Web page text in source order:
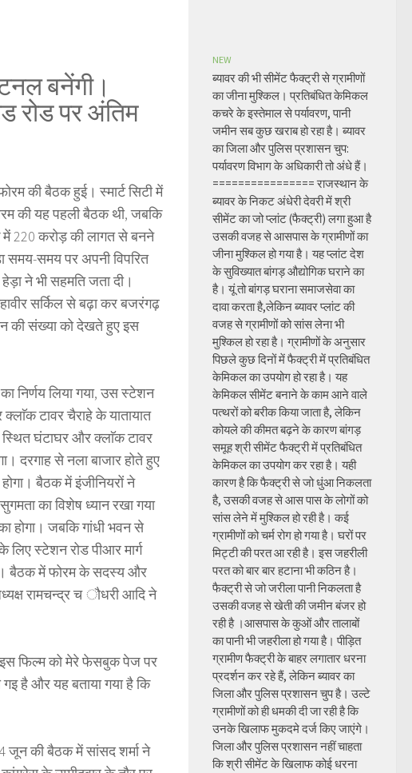
बनेंगी।
रोड पर अंतिम
की बैठक हुई। स्मार्ट सिटी में
की यह पहली बैठक थी, जबकि
220 करोड़ की लागत से बनने
समय-समय पर अपनी विपरित
ने भी सहमति जता दी।
सर्किल से बढ़ा कर बजरंगढ़
की संख्या को देखते हुए इस
निर्णय लिया गया, उस स्टेशन
टावर चैराहे के यातायात
घंटाघर और क्लाॅक टावर
दरगाह से नला बाजार होते हुए
बैठक में इंजीनियरों ने
का विशेष ध्यान रखा गया
होगा। जबकि गांधी भवन से
स्टेशन रोड पीआर मार्ग
बैठक में फोरम के सदस्य और
रामचन्द्र च ौधरी आदि ने
इस फिल्म को मेरे फेसबुक पेज पर
है और यह बताया गया है कि
जून की बैठक में सांसद शर्मा ने
NEW
ब्यावर की भी सीमेंट फैक्ट्री से ग्रामीणों
का जीना मुश्किल। प्रतिबंधित केमिकल
कचरे के इस्तेमाल से पर्यावरण, पानी
जमीन सब कुछ खराब हो रहा है। ब्यावर
का जिला और पुलिस प्रशासन चुप:
पर्यावरण विभाग के अधिकारी तो अंधे हैं।
================ राजस्थान के
ब्यावर के निकट अंधेरी देवरी में श्री
सीमेंट का जो प्लांट (फैक्ट्री) लगा हुआ है
उसकी वजह से आसपास के ग्रामीणों का
जीना मुश्किल हो गया है। यह प्लांट देश
के सुविख्यात बांगड़ औद्योगिक घराने का
है। यूं तो बांगड़ घराना समाजसेवा का
दावा करता है,लेकिन ब्यावर प्लांट की
वजह से ग्रामीणों को सांस लेना भी
मुश्किल हो रहा है। ग्रामीणों के अनुसार
पिछले कुछ दिनों में फैक्ट्री में प्रतिबंधित
केमिकल का उपयोग हो रहा है। यह
केमिकल सीमेंट बनाने के काम आने वाले
पत्थरों को बरीक किया जाता है, लेकिन
कोयले की कीमत बढ़ने के कारण बांगड़
समूह श्री सीमेंट फैक्ट्री में प्रतिबंधित
केमिकल का उपयोग कर रहा है। यही
कारण है कि फैक्ट्री से जो धुंआ निकलता
है, उसकी वजह से आस पास के लोगों को
सांस लेने में मुश्किल हो रही है। कई
ग्रामीणों को चर्म रोग हो गया है। घरों पर
मिट्टी की परत आ रही है। इस जहरीली
परत को बार बार हटाना भी कठिन है।
फैक्ट्री से जो जरीला पानी निकलता है
उसकी वजह से खेती की जमीन बंजर हो
रही है ।आसपास के कुओं और तालाबों
का पानी भी जहरीला हो गया है। पीड़ित
ग्रामीण फैक्ट्री के बाहर लगातार धरना
प्रदर्शन कर रहे हैं, लेकिन ब्यावर का
जिला और पुलिस प्रशासन चुप है। उल्टे
ग्रामीणों को ही धमकी दी जा रही है कि
उनके खिलाफ मुकदमे दर्ज किए जाएंगे।
जिला और पुलिस प्रशासन नहीं चाहता
कि श्री सीमेंट के खिलाफ कोई धरना